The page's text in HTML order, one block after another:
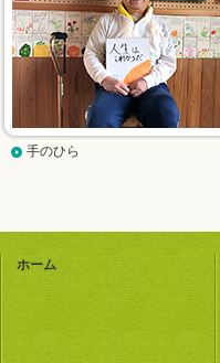
手のひら
ホーム